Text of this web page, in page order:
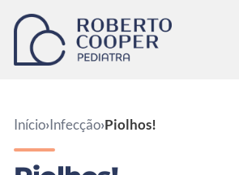
Pular para o conteúdo
Início›Infecção›Piolhos!